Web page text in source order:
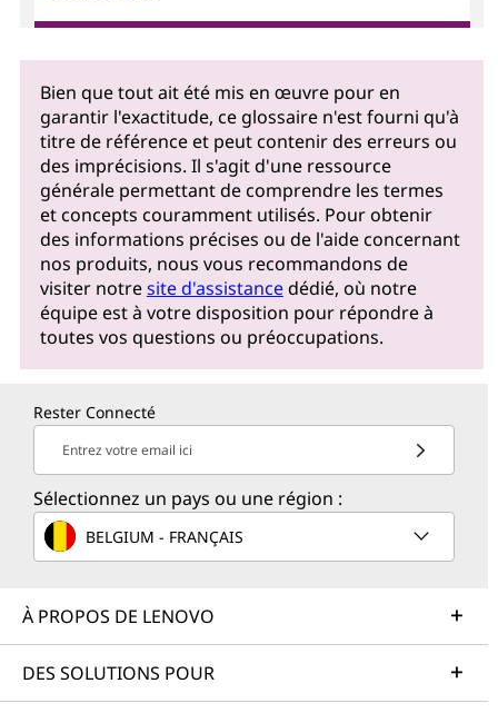
Bien que tout ait été mis en œuvre pour en
garantir l'exactitude, ce glossaire n'est fourni qu'à
titre de référence et peut contenir des erreurs ou
des imprécisions. Il s'agit d'une ressource
générale permettant de comprendre les termes
et concepts couramment utilisés. Pour obtenir
des informations précises ou de l'aide concernant
nos produits, nous vous recommandons de
visiter notresite d'assistancedédié, où notre
équipe est à votre disposition pour répondre à
toutes vos questions ou préoccupations.
Rester Connecté
Entrez votre email ici
Sélectionnez un pays ou une région :
BELGIUM - FRANÇAIS
À PROPOS DE LENOVO
DES SOLUTIONS POUR